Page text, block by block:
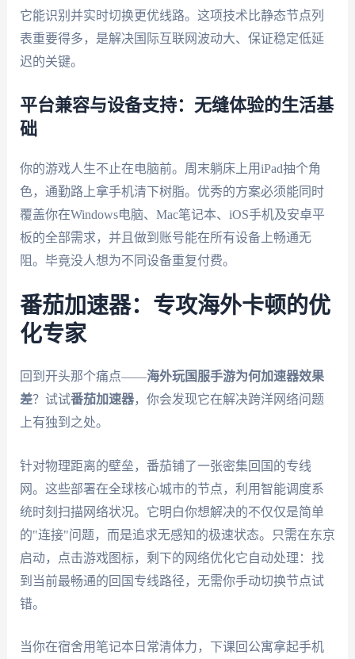
它能识别并实时切换更优线路。这项技术比静态节点列
表重要得多，是解决国际互联网波动大、保证稳定低延
迟的关键。
平台兼容与设备支持：无缝体验的生活基
础
你的游戏人生不止在电脑前。周末躺床上用iPad抽个角
色，通勤路上拿手机清下树脂。优秀的方案必须能同时
覆盖你在Windows电脑、Mac笔记本、iOS手机及安卓平
板的全部需求，并且做到账号能在所有设备上畅通无
阻。毕竟没人想为不同设备重复付费。
番茄加速器：专攻海外卡顿的优
化专家
回到开头那个痛点——海外玩国服手游为何加速器效果
差？试试番茄加速器，你会发现它在解决跨洋网络问题
上有独到之处。
针对物理距离的壁垒，番茄铺了一张密集回国的专线
网。这些部署在全球核心城市的节点，利用智能调度系
统时刻扫描网络状况。它明白你想解决的不仅仅是简单
的"连接"问题，而是追求无感知的极速状态。只需在东京
启动，点击游戏图标，剩下的网络优化它自动处理：找
到当前最畅通的回国专线路径，无需你手动切换节点试
错。
当你在宿舍用笔记本日常清体力，下课回公寓拿起手机